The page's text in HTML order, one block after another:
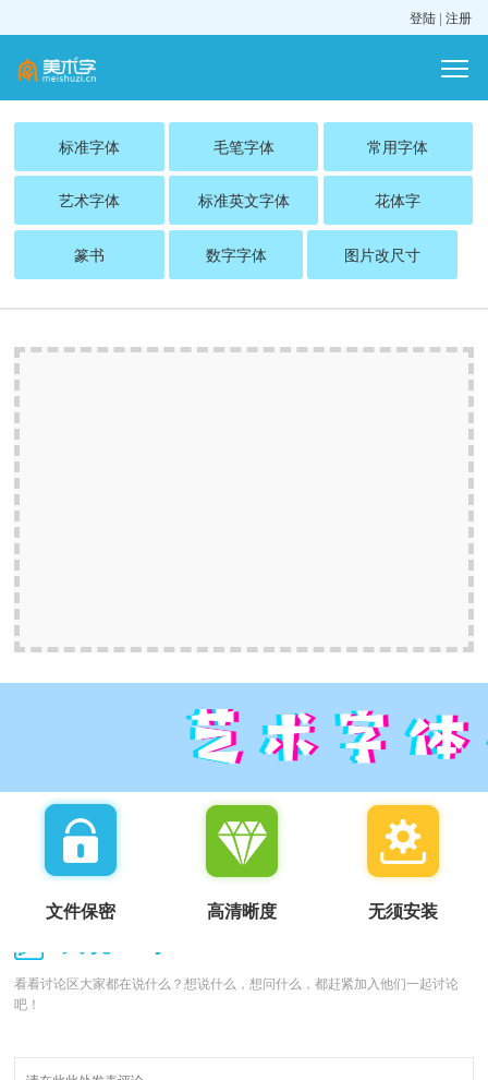
登陆 | 注册
标准字体 毛笔字体 常用字体
艺术字体 标准英文字体 花体字
篆书 数字字体 图片改尺寸
文件保密 高清晰度 无须安装
看看讨论区大家都在说什么？想说什么，想问什么，都赶紧加入他们一起讨论
吧！